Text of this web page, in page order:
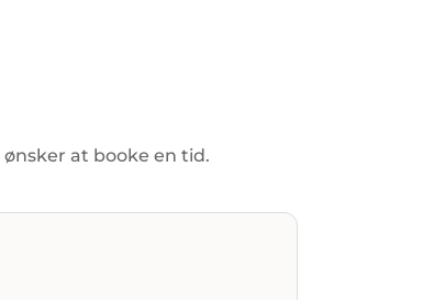
ønsker at booke en tid.